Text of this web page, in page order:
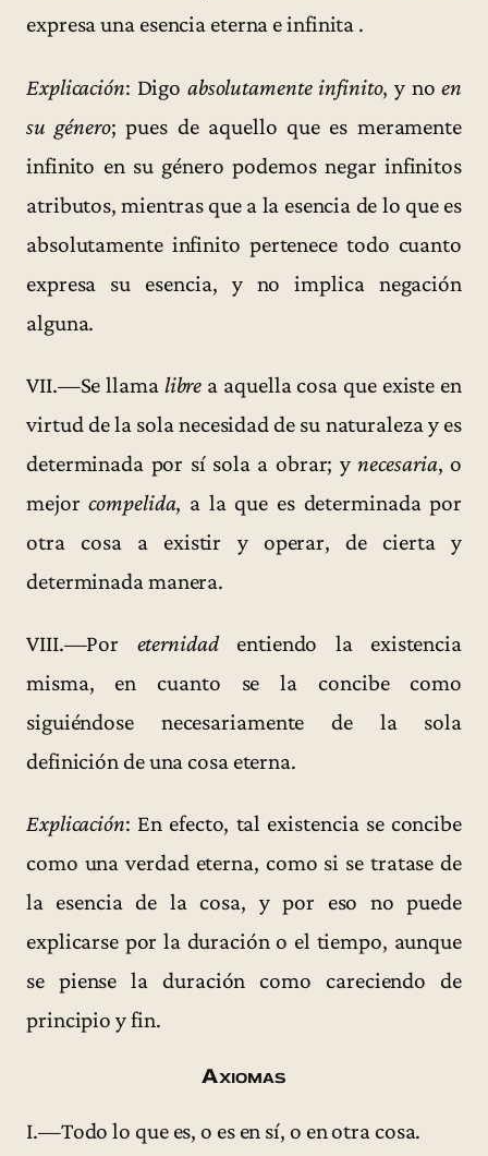
expresa una esencia eterna e infinita .
Explicación: Digo absolutamente infinito, y noen
su género; pues de aquello que es meramente
infinito en su género podemos negar infinitos
atributos, mientras que a la esencia de lo que es
absolutamente infinito pertenece todo cuanto
expresa su esencia, y no implica negación
alguna.
VII.—Se llama libre a aquella cosa que existe en
virtud de la sola necesidad de su naturaleza y es
determinada por sí sola a obrar; ynecesaria, o
mejorcompelida, a la que es determinada por
otra cosa a existir y operar, de cierta y
determinada manera.
VIII.—Por eternidadentiendo la existencia
misma, en cuanto se la concibe como
siguiéndose necesariamente de la sola
definición de una cosa eterna.
Explicación: En efecto, tal existencia se concibe
como una verdad eterna, como si se tratase de
la esencia de la cosa, y por eso no puede
explicarse por la duración o el tiempo, aunque
se piense la duración como careciendo de
principio y fin.
Axiomas
I.—Todo lo que es, o es en sí, o en otra cosa.